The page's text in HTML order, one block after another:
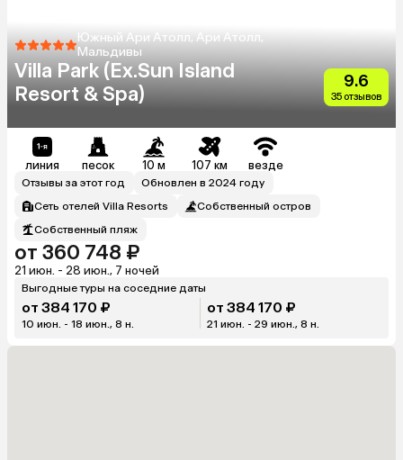
Южный Ари Атолл, Ари Атолл,
Мальдивы
Villa Park (Ex.Sun Island
Resort & Spa)
9.6
35 отзывов
линия песок 10 м 107 км везде
Отзывы за этот год
Обновлен в 2024 году
Сеть отелей Villa Resorts
Собственный остров
Собственный пляж
от 360 748 ₽
21 июн. - 28 июн., 7 ночей
Выгодные туры на соседние даты
от 384 170 ₽
10 июн. - 18 июн., 8 н.
от 384 170 ₽
21 июн. - 29 июн., 8 н.